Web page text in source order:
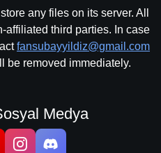
any files on its server. All
affiliated third parties. In case
fansubayyildiz@gmail.com
be removed immediately.
Medya